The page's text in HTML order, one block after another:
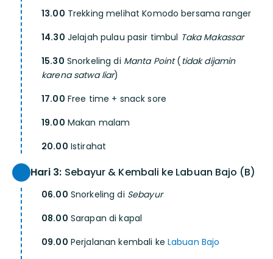
13.00 Trekking melihat Komodo bersama ranger
14.30 Jelajah pulau pasir timbul Taka Makassar
15.30 Snorkeling di Manta Point(tidak dijamin
karena satwa liar)
17.00 Free time + snack sore
19.00 Makan malam
20.00 Istirahat
Hari 3: Sebayur & Kembali ke Labuan Bajo (B)
06.00 Snorkeling di Sebayur
08.00 Sarapan di kapal
09.00 Perjalanan kembali ke Labuan Bajo